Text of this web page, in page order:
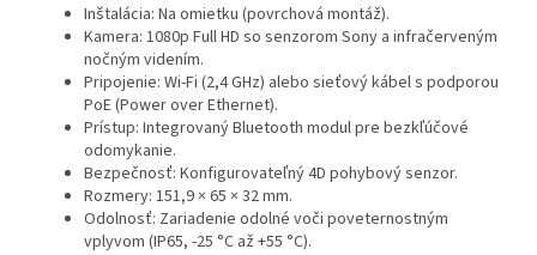
Inštalácia: Na omietku (povrchová montáž).
Kamera: 1080p Full HD so senzorom Sony a infračerveným
nočným videním.
Pripojenie: Wi-Fi (2,4 GHz) alebo sieťový kábel s podporou
PoE (Power over Ethernet).
Prístup: Integrovaný Bluetooth modul pre bezkľúčové
odomykanie.
Bezpečnosť: Konfigurovateľný 4D pohybový senzor.
Rozmery: 151,9 × 65 × 32 mm.
Odolnosť: Zariadenie odolné voči poveternostným
vplyvom (IP65, -25 °C až +55 °C).